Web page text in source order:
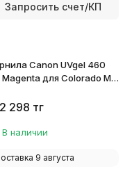
Запросить счет/КП
Canon UVgel 460
Magenta для Colorado M-
298 тг
В наличии
9 августа